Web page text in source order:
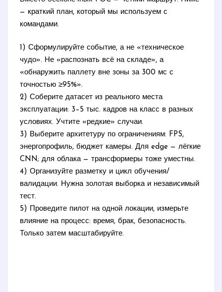
— краткий план, который мы используем с
командами.
1) Сформулируйте событие, а не «техническое
чудо». Не «распознать всё на складе», а
«обнаружить паллету вне зоны за 300 мс с
точностью ≥95%».
2) Соберите датасет из реального места
эксплуатации: 3–5 тыс. кадров на класс в разных
условиях. Учтите «редкие» случаи.
3) Выберите архитетуру по ограничениям: FPS,
энергопрофиль, бюджет камеры. Для edge — лёгкие
CNN; для облака — трансформеры тоже уместны.
4) Организуйте разметку и цикл обучения/
валидации. Нужна золотая выборка и независимый
тест.
5) Проведите пилот на одной локации, измерьте
влияние на процесс: время, брак, безопасность.
Только затем масштабируйте.